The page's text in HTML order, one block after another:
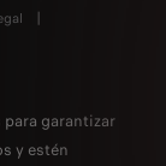
garantizar
y estén